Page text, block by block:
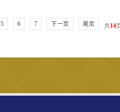
5 6 7 下一页 尾页 共14